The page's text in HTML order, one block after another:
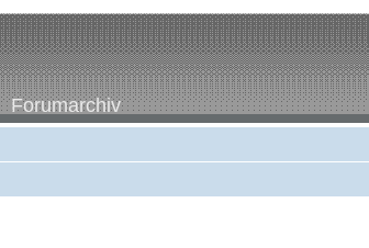
Forumarchiv